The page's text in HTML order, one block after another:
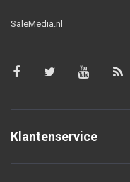
SaleMedia.nl
Klantenservice